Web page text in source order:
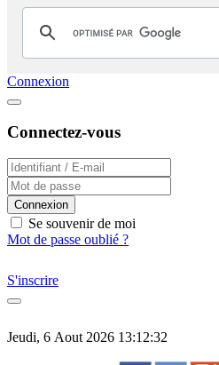
Connexion
Connectez-vous
Connexion
Se souvenir de moi
Mot de passe oublié ?
S'inscrire
Jeudi, 6 Aout 2026 13:12:32